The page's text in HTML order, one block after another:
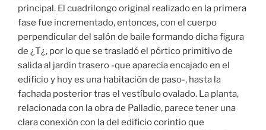
principal. El cuadrilongo original realizado en la primera
fase fue incrementado, entonces, con el cuerpo
perpendicular del salón de baile formando dicha figura
de ¿T¿, por lo que se trasladó el pórtico primitivo de
salida al jardín trasero -que aparecía encajado en el
edificio y hoy es una habitación de paso-, hasta la
fachada posterior tras el vestíbulo ovalado. La planta,
relacionada con la obra de Palladio, parece tener una
clara conexión con la del edificio corintio que